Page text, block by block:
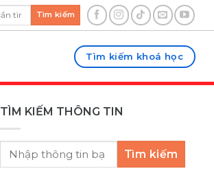
Tìm kiếm
Tìm kiếm khoá học
TÌM KIẾM THÔNG TIN
Tìm kiếm